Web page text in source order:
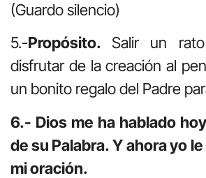
(Guardo silencio)
5.-Propósito. Salir un
disfrutar de la creación al
un bonito regalo del Padre
6.- Dios me ha hablado
de su Palabra. Y ahora yo
mi oración.